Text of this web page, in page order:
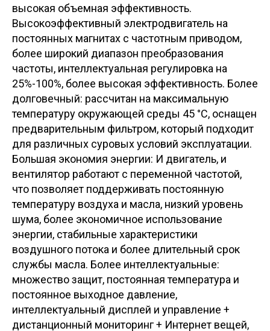
высокая объемная эффективность.
Высокоэффективный электродвигатель на
постоянных магнитах с частотным приводом,
более широкий диапазон преобразования
частоты, интеллектуальная регулировка на
25%-100%, более высокая эффективность. Более
долговечный: рассчитан на максимальную
температуру окружающей среды 45 °C, оснащен
предварительным фильтром, который подходит
для различных суровых условий эксплуатации.
Большая экономия энергии: И двигатель, и
вентилятор работают с переменной частотой,
что позволяет поддерживать постоянную
температуру воздуха и масла, низкий уровень
шума, более экономичное использование
энергии, стабильные характеристики
воздушного потока и более длительный срок
службы масла. Более интеллектуальные:
множество защит, постоянная температура и
постоянное выходное давление,
интеллектуальный дисплей и управление +
дистанционный мониторинг + Интернет вещей,